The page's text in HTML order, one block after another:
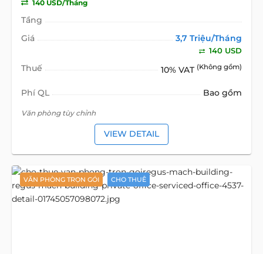
140 USD/Tháng
Tầng
Giá
3,7 Triệu/Tháng
140 USD
Thuế 10% VAT (Không gồm)
Phí QL Bao gồm
Văn phòng tùy chỉnh
VIEW DETAIL
VĂN PHÒNG TRỌN GÓI CHO THUÊ